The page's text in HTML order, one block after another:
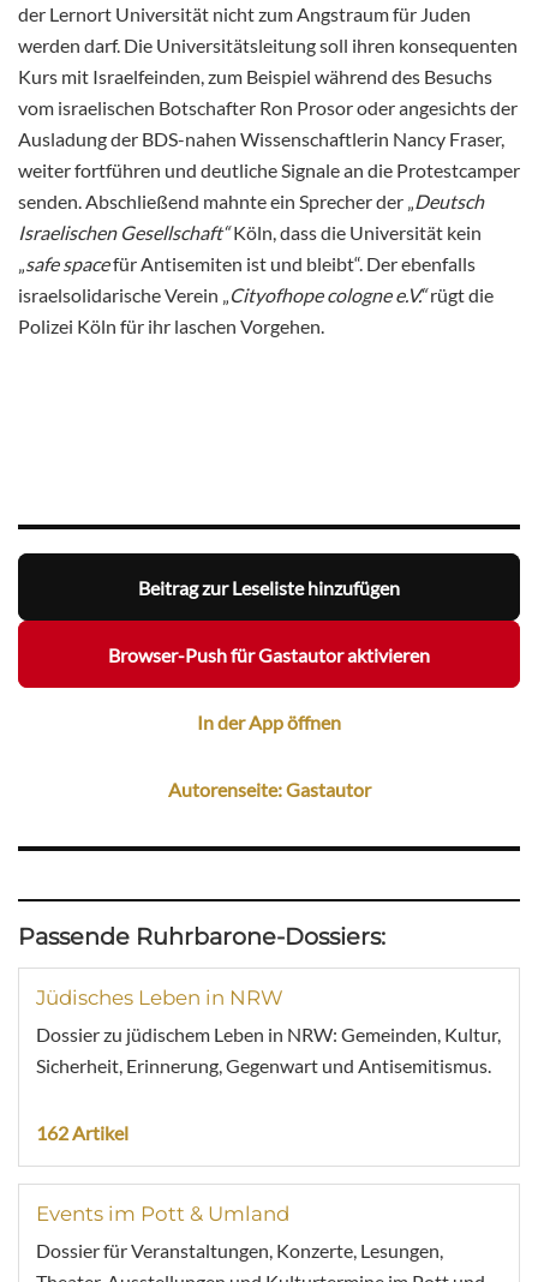
der Lernort Universität nicht zum Angstraum für Juden
werden darf. Die Universitätsleitung soll ihren konsequenten
Kurs mit Israelfeinden, zum Beispiel während des Besuchs
vom israelischen Botschafter Ron Prosor oder angesichts der
Ausladung der BDS-nahen Wissenschaftlerin Nancy Fraser,
weiter fortführen und deutliche Signale an die Protestcamper
senden. Abschließend mahnte ein Sprecher der „Deutsch
Israelischen Gesellschaft“Köln, dass die Universität kein
„safe spacefür Antisemiten ist und bleibt“. Der ebenfalls
israelsolidarische Verein „Cityofhope cologne e.V.“rügt die
Polizei Köln für ihr laschen Vorgehen.
Beitrag zur Leseliste hinzufügen
Browser-Push für Gastautor aktivieren
In der App öffnen
Autorenseite: Gastautor
Passende Ruhrbarone-Dossiers:
Jüdisches Leben in NRW
Dossier zu jüdischem Leben in NRW: Gemeinden, Kultur,
Sicherheit, Erinnerung, Gegenwart und Antisemitismus.
162 Artikel
Events im Pott & Umland
Dossier für Veranstaltungen, Konzerte, Lesungen,